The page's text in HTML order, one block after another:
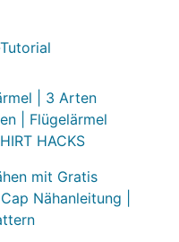
| 3 Arten
| Flügelärmel
HACKS
mit Gratis
Nähanleitung |